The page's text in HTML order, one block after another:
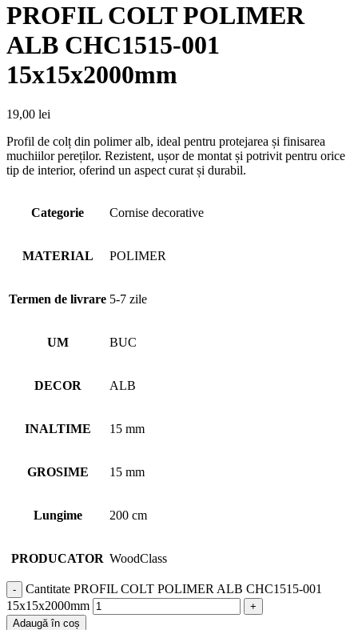
PROFIL COLT POLIMER
ALB CHC1515-001
15x15x2000mm
19,00 lei
Profil de colț din polimer alb, ideal pentru protejarea și finisarea
muchiilor pereților. Rezistent, ușor de montat și potrivit pentru orice
tip de interior, oferind un aspect curat și durabil.
Categorie Cornise decorative
MATERIAL POLIMER
Termen de livrare 5-7 zile
UM BUC
DECOR ALB
INALTIME 15 mm
GROSIME 15 mm
Lungime 200 cm
PRODUCATOR WoodClass
Cantitate PROFIL COLT POLIMER ALB CHC1515-001
15x15x2000mm
Adaugă în coș